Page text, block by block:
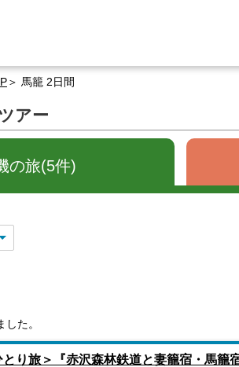
馬籠 2日間
アー
の旅(5件)
た。
とり旅＞『赤沢森林鉄道と妻籠宿・馬籠